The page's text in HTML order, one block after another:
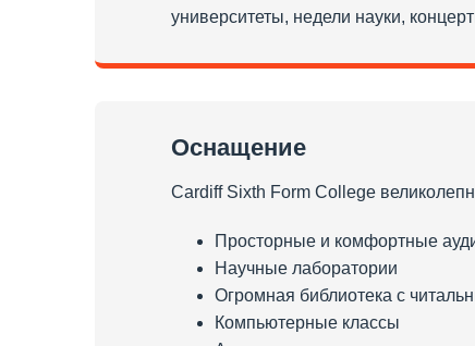
университеты, недели науки,
Оснащение
Cardiff Sixth Form College
Просторные и комфортные
Научные лаборатории
Огромная библиотека с
Компьютерные классы